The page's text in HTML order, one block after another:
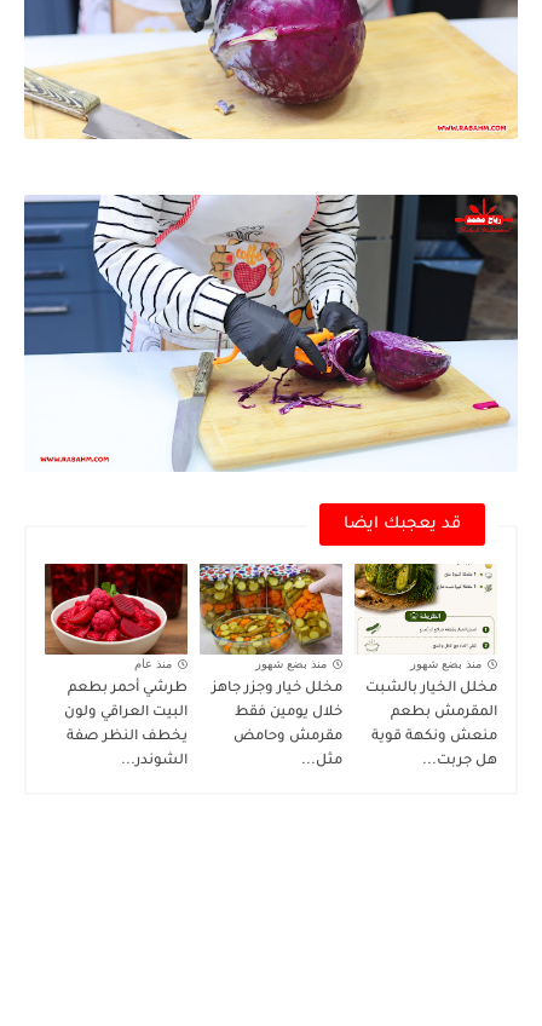
قد يعجبك ايضا
منذ بضع شهور
مخلل الخيار بالشبت
المقرمش بطعم
منعش ونكهة قوية
هل جربت...
منذ بضع شهور
مخلل خيار وجزر جاهز
خلال يومين فقط
مقرمش وحامض
مثل...
منذ عام
طرشي أحمر بطعم
البيت العراقي ولون
يخطف النظر صفة
الشوندر...